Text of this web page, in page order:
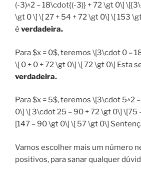
(-3)^2 – 18\cdot{(-3)} + 72 \gt 0\]
\gt 0 \] \[ 27 + 54 + 72 \gt 0\] \[ 153
é verdadeira.
Para $x = 0$, teremos \[3\cdot 0 –
\[ 0 + 0 + 72 \gt 0\] \[ 72 \gt 0\] Esta
verdadeira.
Para $x = 5$, teremos \[3\cdot 5^2
0\] \[ 3\cdot 25 – 90 + 72 \gt 0\] \[75
[147 – 90 \gt 0\] \[ 57 \gt 0\]
Vamos escolher mais um número
positivos, para sanar qualquer